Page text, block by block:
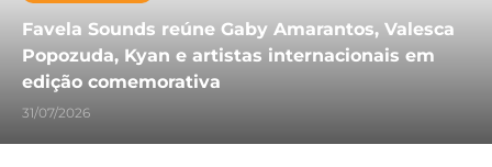
Favela Sounds reúne Gaby Amarantos, Valesca
Popozuda, Kyan e artistas internacionais em
edição comemorativa
31/07/2026